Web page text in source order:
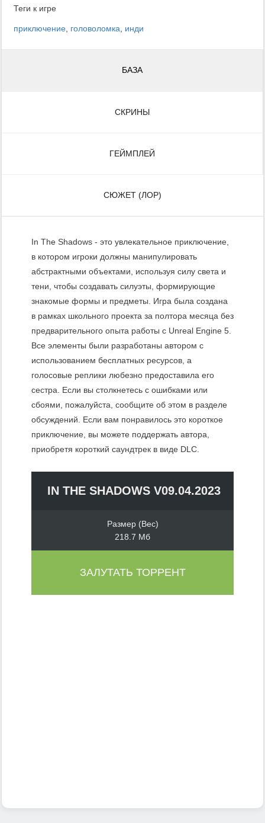
Теги к игре
приключение головоломка инди
БАЗА
СКРИНЫ
ГЕЙМПЛЕЙ
СЮЖЕТ (ЛОР)
In The Shadows - это увлекательное приключение,
в котором игроки должны манипулировать
абстрактными объектами, используя силу света и
тени, чтобы создавать силуэты, формирующие
знакомые формы и предметы. Игра была создана
в рамках школьного проекта за полтора месяца без
предварительного опыта работы с Unreal Engine 5.
Все элементы были разработаны автором с
использованием бесплатных ресурсов, а
голосовые реплики любезно предоставила его
сестра. Если вы столкнетесь с ошибками или
сбоями, пожалуйста, сообщите об этом в разделе
обсуждений. Если вам понравилось это короткое
приключение, вы можете поддержать автора,
приобретя короткий саундтрек в виде DLC.
IN THE SHADOWS V09.04.2023
Размер (Вес)
218.7 Мб
ЗАЛУТАТЬ ТОРРЕНТ